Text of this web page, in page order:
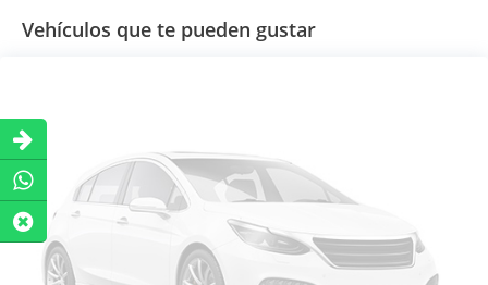
Vehículos que te pueden gustar